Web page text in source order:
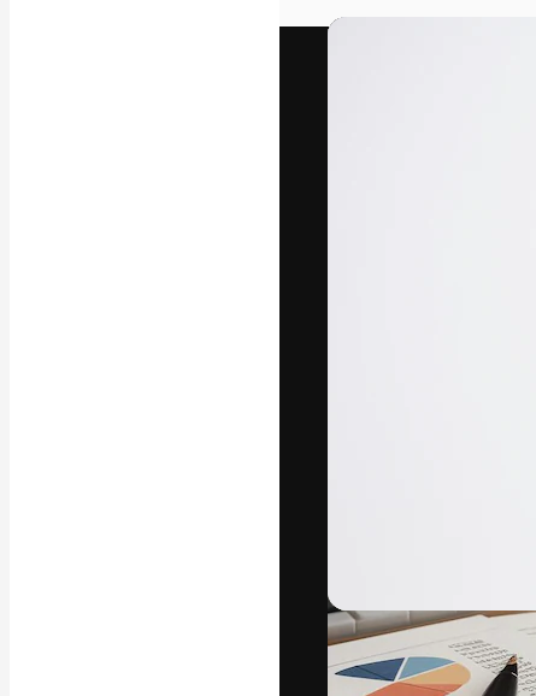
Video
Copyright © 2010-